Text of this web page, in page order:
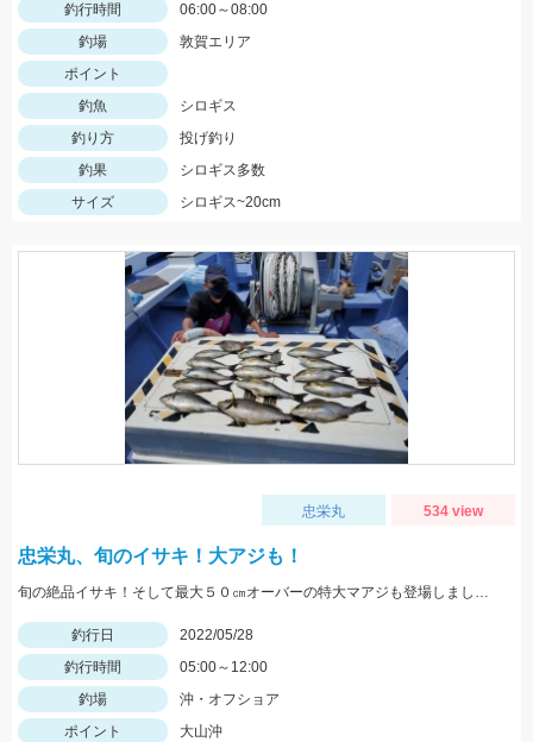
釣行時間
06:00～08:00
釣場
敦賀エリア
ポイント
釣魚
シロギス
釣り方
投げ釣り
釣果
シロギス多数
サイズ
シロギス~20cm
忠栄丸 534 view
忠栄丸、旬のイサキ！大アジも！
旬の絶品イサキ！そして最大５０㎝オーバーの特大マアジも登場しました。
釣行日
2022/05/28
釣行時間
05:00～12:00
釣場
沖・オフショア
ポイント
大山沖